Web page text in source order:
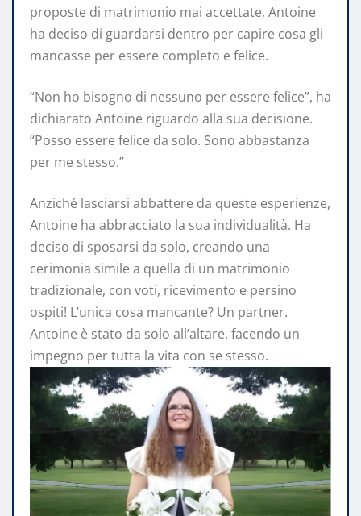
proposte di matrimonio mai accettate, Antoine
ha deciso di guardarsi dentro per capire cosa gli
mancasse per essere completo e felice.
“Non ho bisogno di nessuno per essere felice”, ha
dichiarato Antoine riguardo alla sua decisione.
“Posso essere felice da solo. Sono abbastanza
per me stesso.”
Anziché lasciarsi abbattere da queste esperienze,
Antoine ha abbracciato la sua individualità. Ha
deciso di sposarsi da solo, creando una
cerimonia simile a quella di un matrimonio
tradizionale, con voti, ricevimento e persino
ospiti! L’unica cosa mancante? Un partner.
Antoine è stato da solo all’altare, facendo un
impegno per tutta la vita con se stesso.